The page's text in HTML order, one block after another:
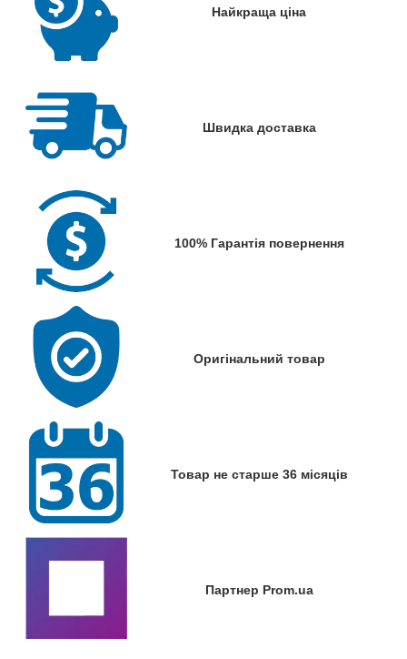
Найкраща ціна
Швидка доставка
100% Гарантія повернення
Оригінальний товар
Товар не старше 36 місяців
Партнер Prom.ua